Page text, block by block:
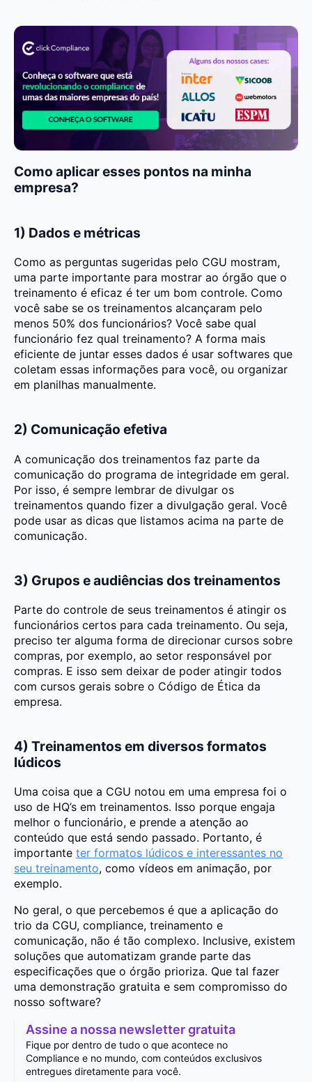
Como aplicar esses pontos na minha
empresa?
1) Dados e métricas
Como as perguntas sugeridas pelo CGU mostram,
uma parte importante para mostrar ao órgão que o
treinamento é eficaz é ter um bom controle. Como
você sabe se os treinamentos alcançaram pelo
menos 50% dos funcionários? Você sabe qual
funcionário fez qual treinamento? A forma mais
eficiente de juntar esses dados é usar softwares que
coletam essas informações para você, ou organizar
em planilhas manualmente.
2) Comunicação efetiva
A comunicação dos treinamentos faz parte da
comunicação do programa de integridade em geral.
Por isso, é sempre lembrar de divulgar os
treinamentos quando fizer a divulgação geral. Você
pode usar as dicas que listamos acima na parte de
comunicação.
3) Grupos e audiências dos treinamentos
Parte do controle de seus treinamentos é atingir os
funcionários certos para cada treinamento. Ou seja,
preciso ter alguma forma de direcionar cursos sobre
compras, por exemplo, ao setor responsável por
compras. E isso sem deixar de poder atingir todos
com cursos gerais sobre o Código de Ética da
empresa.
4) Treinamentos em diversos formatos
lúdicos
Uma coisa que a CGU notou em uma empresa foi o
uso de HQ’s em treinamentos. Isso porque engaja
melhor o funcionário, e prende a atenção ao
conteúdo que está sendo passado. Portanto, é
importante ter formatos lúdicos e interessantes no
seu treinamento, como vídeos em animação, por
exemplo.
No geral, o que percebemos é que a aplicação do
trio da CGU, compliance, treinamento e
comunicação, não é tão complexo. Inclusive, existem
soluções que automatizam grande parte das
especificações que o órgão prioriza. Que tal fazer
uma demonstração gratuita e sem compromisso do
nosso software?
Assine a nossa newsletter gratuita
Fique por dentro de tudo o que acontece no
Compliance e no mundo, com conteúdos exclusivos
entregues diretamente para você.